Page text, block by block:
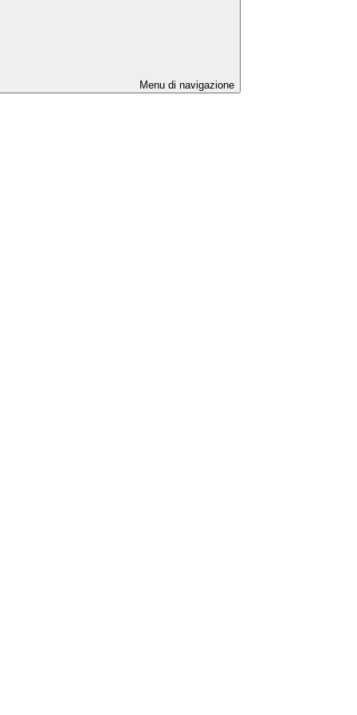
Menu di navigazione